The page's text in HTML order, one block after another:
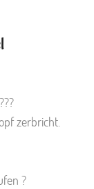
l
zerbricht.
?